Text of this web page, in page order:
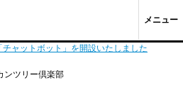
メニュー
ャットボット」を開設いたしました
ンツリー倶楽部